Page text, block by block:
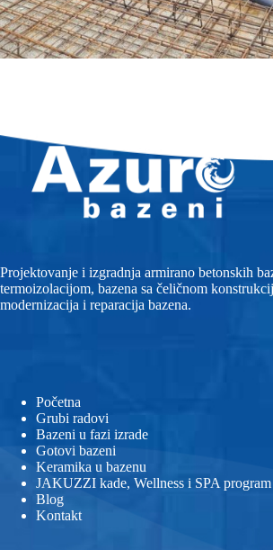
Projektovanje i izgradnja armirano betonskih
termoizolacijom, bazena sa čeličnom
modernizacija i reparacija bazena.
Početna
Grubi radovi
Bazeni u fazi izrade
Gotovi bazeni
Keramika u bazenu
JAKUZZI kade, Wellness i SPA program
Blog
Kontakt